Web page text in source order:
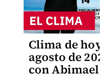
Clima de
agosto de
con